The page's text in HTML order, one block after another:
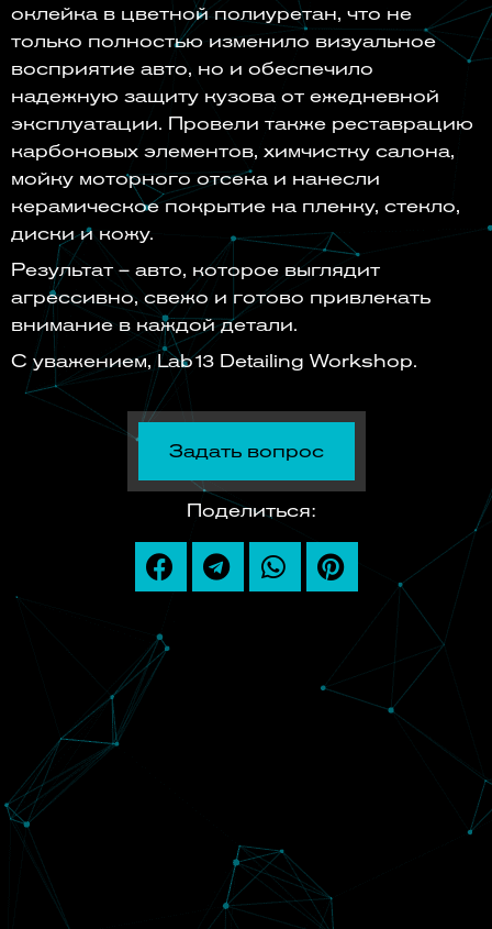
оклейка в цветной полиуретан, что не
только полностью изменило визуальное
восприятие авто, но и обеспечило
надежную защиту кузова от ежедневной
эксплуатации. Провели также реставрацию
карбоновых элементов, химчистку салона,
мойку моторного отсека и нанесли
керамическое покрытие на пленку, стекло,
диски и кожу.
Результат – авто, которое выглядит
агрессивно, свежо и готово привлекать
внимание в каждой детали.
С уважением, Lab13 Detailing Workshop.
Задать вопрос
Поделиться: